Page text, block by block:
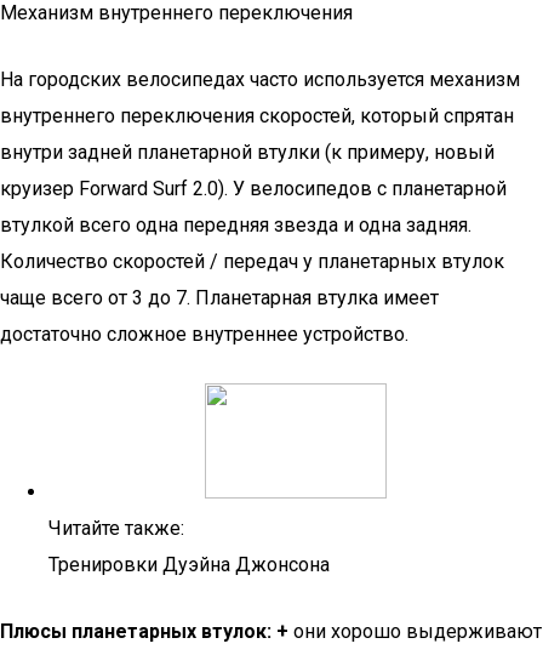
Механизм внутреннего переключения
На городских велосипедах часто используется механизм
внутреннего переключения скоростей, который спрятан
внутри задней планетарной втулки (к примеру, новый
круизер Forward Surf 2.0). У велосипедов с планетарной
втулкой всего одна передняя звезда и одна задняя.
Количество скоростей / передач у планетарных втулок
чаще всего от 3 до 7. Планетарная втулка имеет
достаточно сложное внутреннее устройство.
Читайте также:
Тренировки Дуэйна Джонсона
Плюсы планетарных втулок: + они хорошо выдерживают